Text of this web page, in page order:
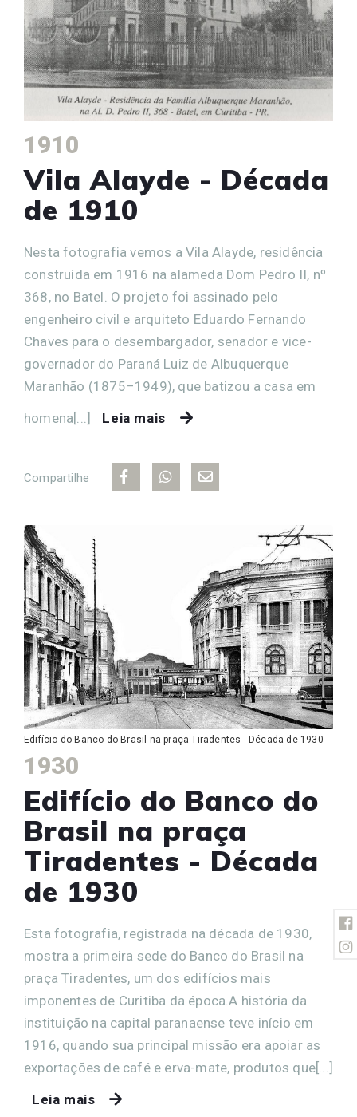
1910
Vila Alayde - Década
de 1910
Nesta fotografia vemos a Vila Alayde, residência
construída em 1916 na alameda Dom Pedro II, nº
368, no Batel. O projeto foi assinado pelo
engenheiro civil e arquiteto Eduardo Fernando
Chaves para o desembargador, senador e vice-
governador do Paraná Luiz de Albuquerque
Maranhão (1875–1949), que batizou a casa em
homena[...]
Leia mais
Compartilhe
Edifício do Banco do Brasil na praça Tiradentes - Década de 1930
1930
Edifício do Banco do
Brasil na praça
Tiradentes - Década
de 1930
Esta fotografia, registrada na década de 1930,
mostra a primeira sede do Banco do Brasil na
praça Tiradentes, um dos edifícios mais
imponentes de Curitiba da época.A história da
instituição na capital paranaense teve início em
1916, quando sua principal missão era apoiar as
exportações de café e erva-mate, produtos que[...]
Leia mais